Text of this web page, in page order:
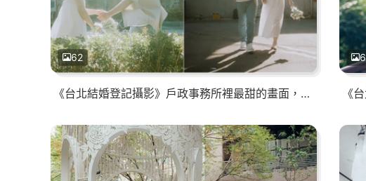
62
《台北結婚登記攝影》戶政事務所裡最甜的畫面，登記不只是一份文件而是幸福浪漫的新章